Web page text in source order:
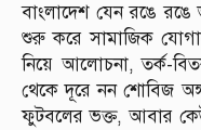
বাংলাদেশ যেন রঙে
শুরু করে সামাজিক
নিয়ে আলোচনা, তর্ক-
থেকে দূরে নন শোবিজ
ফুটবলের ভক্ত, আবার কেউ